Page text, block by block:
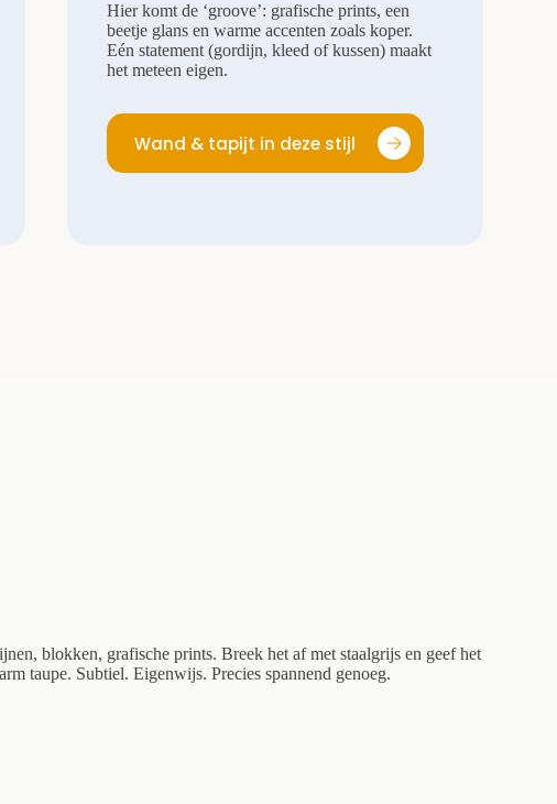
Hier komt de ‘groove’: grafische prints, een
beetje glans en warme accenten zoals koper.
Eén statement (gordijn, kleed of kussen) maakt
het meteen eigen.
Wand & tapijt in deze stijl
blokken, grafische prints. Breek het af met staalgrijs en geef het
taupe. Subtiel. Eigenwijs. Precies spannend genoeg.